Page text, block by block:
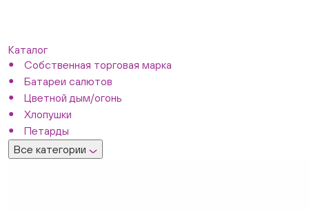
Каталог
Собственная торговая марка
Батареи салютов
Цветной дым/огонь
Хлопушки
Петарды
Все категории